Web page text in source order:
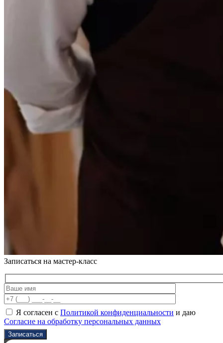
Записаться на мастер-класс
Я согласен с Политикой конфиденциальности и даю
Согласие на обработку персональных данных